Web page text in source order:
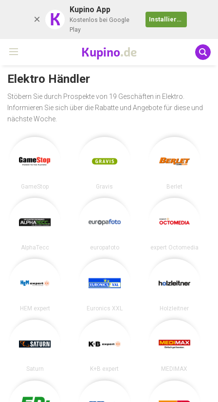
K Kupino App
Kostenlos bei Google
Play
Installieren
Kupino.de
Elektro Händler
Stöbern Sie durch Prospekte von 19 Geschäften in Elektro.
Informieren Sie sich über die Rabatte und Angebote für diese und
nächste Woche.
GameStop Gravis Berlet
AlphaTecc europafoto expert Octomedia
HEM expert Euronics XXL Holzleitner
Saturn K+B expert MEDIMAX